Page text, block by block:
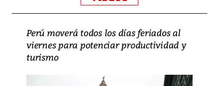
Perú moverá todos los días feriados al
viernes para potenciar productividad y
turismo